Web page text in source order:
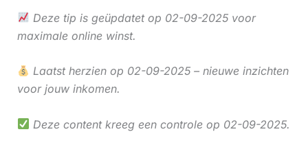
Deze tip is geüpdatet op 02-09-2025 voor
maximale online winst.
Laatst herzien op 02-09-2025 – nieuwe inzichten
voor jouw inkomen.
Deze content kreeg een controle op 02-09-2025.